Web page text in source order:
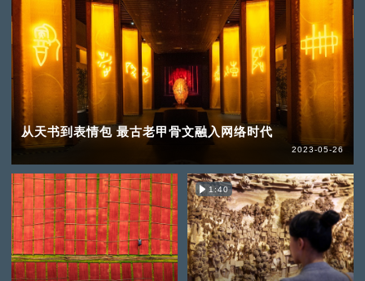
从天书到表情包 最古老甲骨文融入网络时代
2023-05-26
1:40